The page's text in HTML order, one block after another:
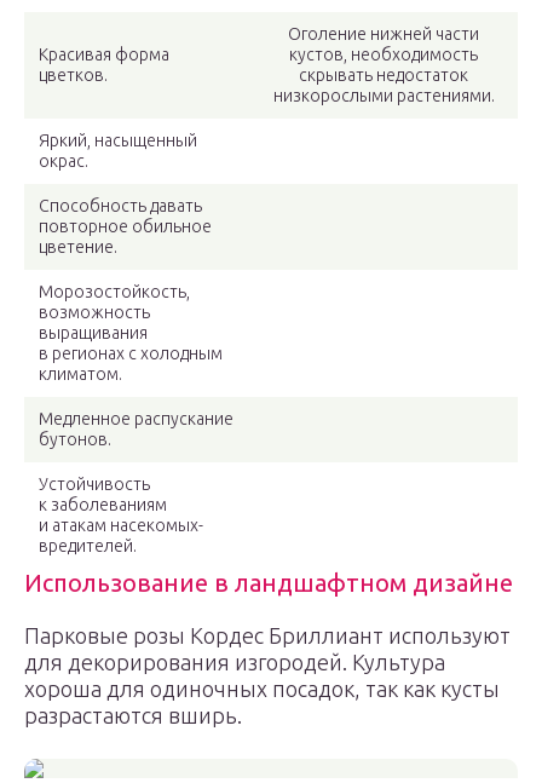
Красивая форма
цветков.
Оголение нижней части
кустов, необходимость
скрывать недостаток
низкорослыми растениями.
Яркий, насыщенный
окрас.
Способность давать
повторное обильное
цветение.
Морозостойкость,
возможность
выращивания
в регионах с холодным
климатом.
Медленное распускание
бутонов.
Устойчивость
к заболеваниям
и атакам насекомых-
вредителей.
Использование в ландшафтном дизайне
Парковые розы Кордес Бриллиант используют
для декорирования изгородей. Культура
хороша для одиночных посадок, так как кусты
разрастаются вширь.